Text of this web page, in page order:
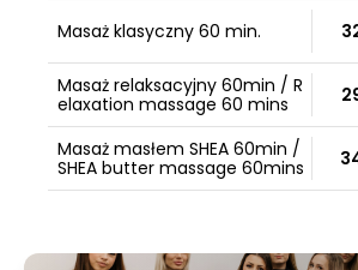
Masaż klasyczny 60 min.
Masaż relaksacyjny 60min / R
elaxation massage 60 mins
Masaż masłem SHEA 60min /
SHEA butter massage 60mins